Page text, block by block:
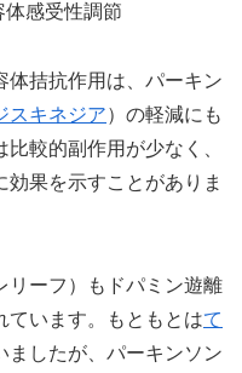
感受性調節
体拮抗作用は、パーキン
スキネジア）の軽減にも
比較的副作用が少なく、
果を示すことがありま
リーフ）もドパミン遊離
ています。もともとはて
ましたが、パーキンソン